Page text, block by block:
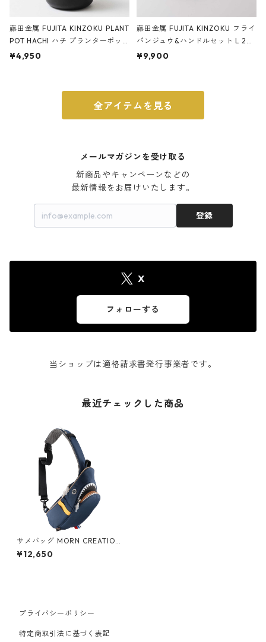
藤田金属 FUJITA KINZOKU PLANT
POT HACHI ハチ プランターポッ
ト 3号 ブラック
¥4,950
藤田金属 FUJITA KINZOKU フライ
パンジュウ&ハンドルセット L 24c
m ガス火・IH対応 鉄フライパン
¥9,900
全アイテムを見る
メールマガジンを受け取る
新商品やキャンペーンなどの
最新情報をお届けいたします。
登録
X
フォローする
当ショップは適格請求書発行事業者です。
最近チェックした商品
サメバッグ MORN CREATION
S モーンクリエイションズ シ
ャークスリングバッグ コンビ
¥12,650
プライバシーポリシー
特定商取引法に基づく表記